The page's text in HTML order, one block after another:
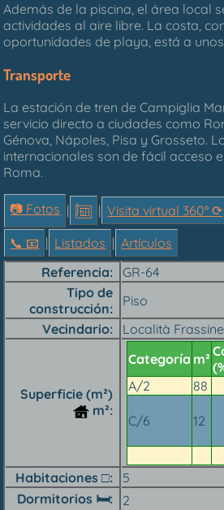
Además de la piscina, el área local
actividades al aire libre. La costa,
oportunidades de playa, está a
Transporte
La estación de tren de Campiglia
servicio directo a ciudades como
Génova, Nápoles, Pisa y Grosseto.
internacionales son de fácil acceso
Roma.
📷 Fotos | | Visita virtual 360° ⟳
📞︎ 📧 | Listados | Artículos
Referencia
GR-64
Tipo de
construcción
Piso
Vecindario
Località Frassine
Superficie (m²)
m²
Categoría m²
A/2
88
C/6 12
Habitaciones □
5
Dormitorios 🛏
2